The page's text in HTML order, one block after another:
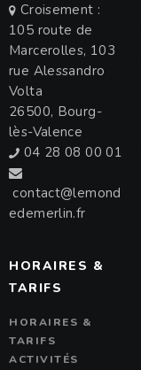
Croisement :
105 route de
Marcerolles, 103
rue Alessandro
Volta
26500, Bourg-
lès-Valence
04 28 08 00 01
contact@lemond
edemerlin.fr
HORAIRES &
TARIFS
HORAIRES &
TARIFS
ACTIVITÉS